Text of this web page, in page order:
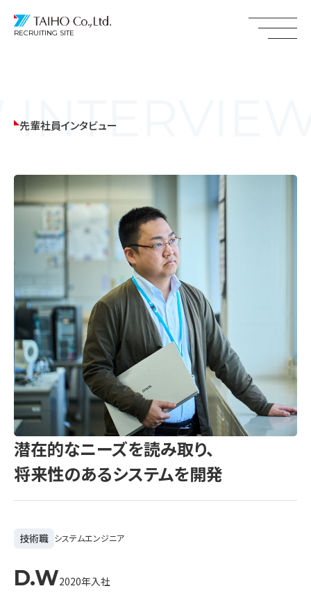
RECRUITING SITE
先輩社員インタビュー
潜在的なニーズを読み取り、
将来性のあるシステムを開発
技術職 システムエンジニア
D.W2020年入社